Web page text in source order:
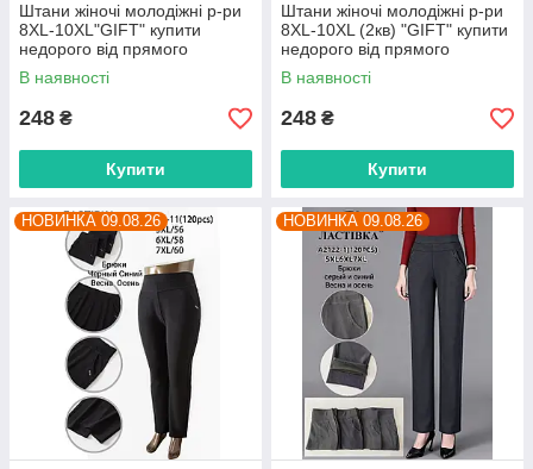
Штани жіночі молодіжні р-ри
8XL-10XL"GIFT" купити
недорого від прямого
постачальника
В наявності
248 ₴
Купити
Штани жіночі молодіжні р-ри
8XL-10XL (2кв) "GIFT" купити
недорого від прямого
постачальника
В наявності
248 ₴
Купити
НОВИНКА 09.08.26 НОВИНКА 09.08.26